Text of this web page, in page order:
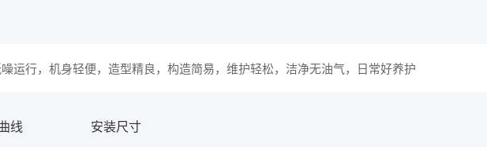
运行，机身轻便，造型精良，构造简易，维护轻松，洁净无油气，日常好养护
线 安装尺寸